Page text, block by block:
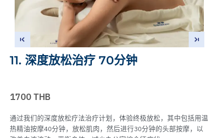
11. 深度放松治疗 70分钟
1700 THB
通过我们的深度放松疗法治疗计划，体验终极放松，其中包括用温
热精油按摩40分钟，放松肌肉，然后进行30分钟的头部按摩，以